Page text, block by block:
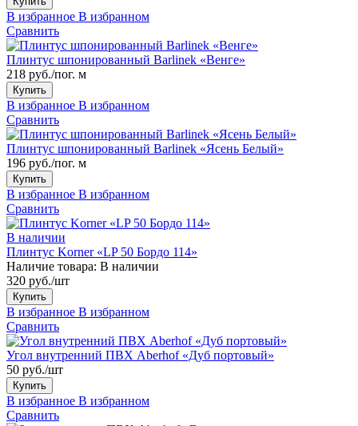
В избранное В избранном
Сравнить
Плинтус шпонированный Barlinek «Венге»
218 руб./пог. м
Купить
В избранное В избранном
Сравнить
Плинтус шпонированный Barlinek «Ясень Белый»
196 руб./пог. м
Купить
В избранное В избранном
Сравнить
В наличии
Плинтус Korner «LP 50 Бордо 114»
Наличие товара: В наличии
320 руб./шт
Купить
В избранное В избранном
Сравнить
Угол внутренний ПВХ Aberhof «Дуб портовый»
50 руб./шт
Купить
В избранное В избранном
Сравнить